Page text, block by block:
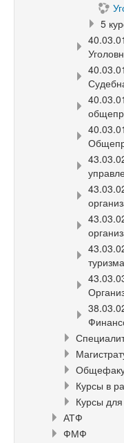
5
43.03.02 Туризм. Профиль
туризма
Курсы в
Курсы
АТФ
ФМФ